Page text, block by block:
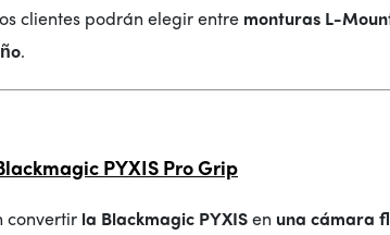
clientes podrán elegir entre monturas L-
.
PYXIS Pro Grip
convertir la Blackmagic PYXISen una cámara